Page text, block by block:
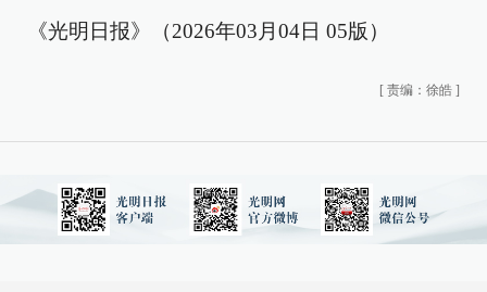
《光明日报》（2026年03月04日 05版）
[ 责编：徐皓 ]